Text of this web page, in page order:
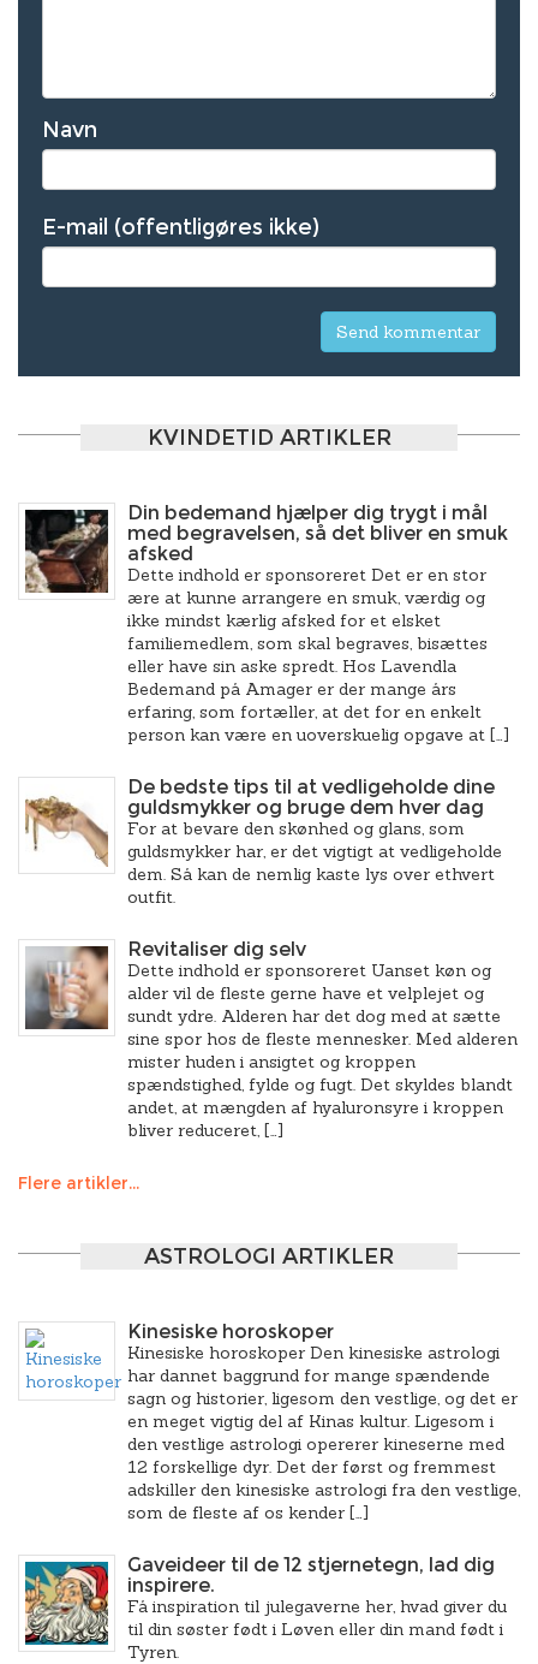
Navn
E-mail (offentligøres ikke)
KVINDETID ARTIKLER
Din bedemand hjælper dig trygt i mål
med begravelsen, så det bliver en smuk
afsked
Dette indhold er sponsoreret Det er en stor
ære at kunne arrangere en smuk, værdig og
ikke mindst kærlig afsked for et elsket
familiemedlem, som skal begraves, bisættes
eller have sin aske spredt. Hos Lavendla
Bedemand på Amager er der mange års
erfaring, som fortæller, at det for en enkelt
person kan være en uoverskuelig opgave at […]
De bedste tips til at vedligeholde dine
guldsmykker og bruge dem hver dag
For at bevare den skønhed og glans, som
guldsmykker har, er det vigtigt at vedligeholde
dem. Så kan de nemlig kaste lys over ethvert
outfit.
Revitaliser dig selv
Dette indhold er sponsoreret Uanset køn og
alder vil de fleste gerne have et velplejet og
sundt ydre. Alderen har det dog med at sætte
sine spor hos de fleste mennesker. Med alderen
mister huden i ansigtet og kroppen
spændstighed, fylde og fugt. Det skyldes blandt
andet, at mængden af hyaluronsyre i kroppen
bliver reduceret, […]
Flere artikler...
ASTROLOGI ARTIKLER
Kinesiske horoskoper
Kinesiske horoskoper Den kinesiske astrologi
har dannet baggrund for mange spændende
sagn og historier, ligesom den vestlige, og det er
en meget vigtig del af Kinas kultur. Ligesom i
den vestlige astrologi opererer kineserne med
12 forskellige dyr. Det der først og fremmest
adskiller den kinesiske astrologi fra den vestlige,
som de fleste af os kender […]
Gaveideer til de 12 stjernetegn, lad dig
inspirere.
Få inspiration til julegaverne her, hvad giver du
til din søster født i Løven eller din mand født i
Tyren.